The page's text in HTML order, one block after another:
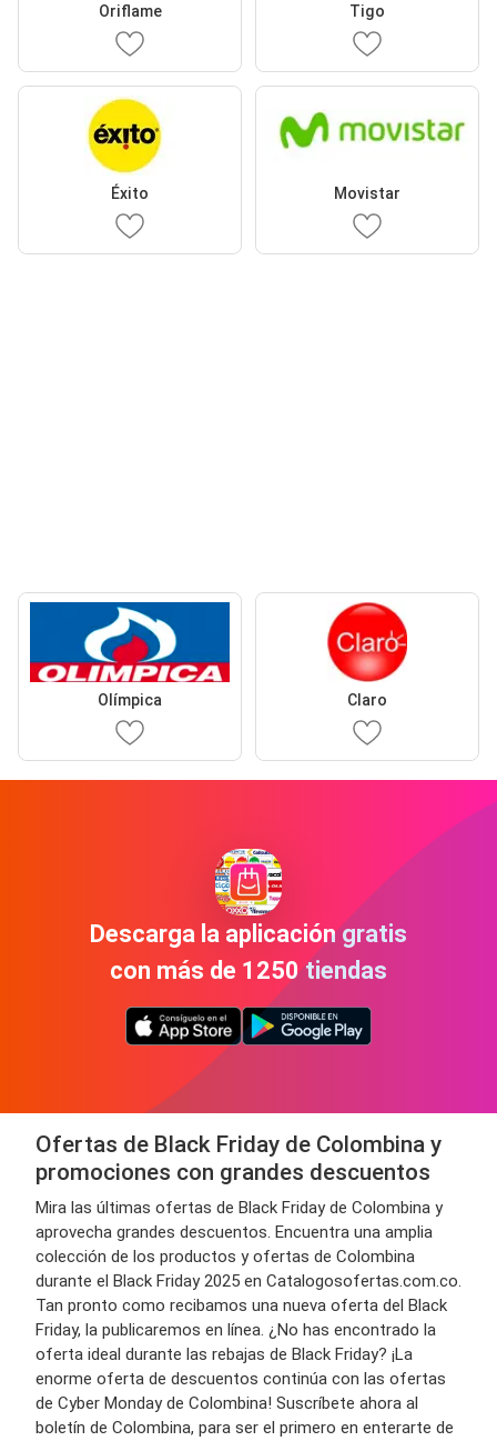
Oriflame Tigo
Éxito Movistar
Olímpica Claro
Descarga la aplicación gratis
con más de 1250 tiendas
Ofertas de Black Friday de Colombina y
promociones con grandes descuentos
Mira las últimas ofertas de Black Friday de Colombina y
aprovecha grandes descuentos. Encuentra una amplia
colección de los productos y ofertas de Colombina
durante el Black Friday 2025 en Catalogosofertas.com.co.
Tan pronto como recibamos una nueva oferta del Black
Friday, la publicaremos en línea. ¿No has encontrado la
oferta ideal durante las rebajas de Black Friday? ¡La
enorme oferta de descuentos continúa con las ofertas
de Cyber Monday de Colombina! Suscríbete ahora al
boletín de Colombina, para ser el primero en enterarte de